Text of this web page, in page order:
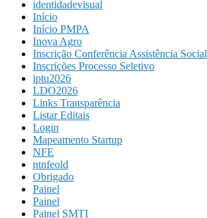
identidadevisual
Início
Início PMPA
Inova Agro
Inscrição Conferência Assistência Social
Inscrições Processo Seletivo
iptu2026
LDO2026
Links Transparência
Listar Editais
Login
Mapeamento Startup
NFE
ntnfeold
Obrigado
Painel
Painel
Painel SMTI